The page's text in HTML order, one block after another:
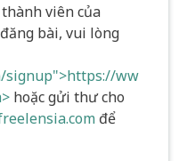
viên của
bài, vui lòng
signup">https://ww
hoặc gửi thư cho
để